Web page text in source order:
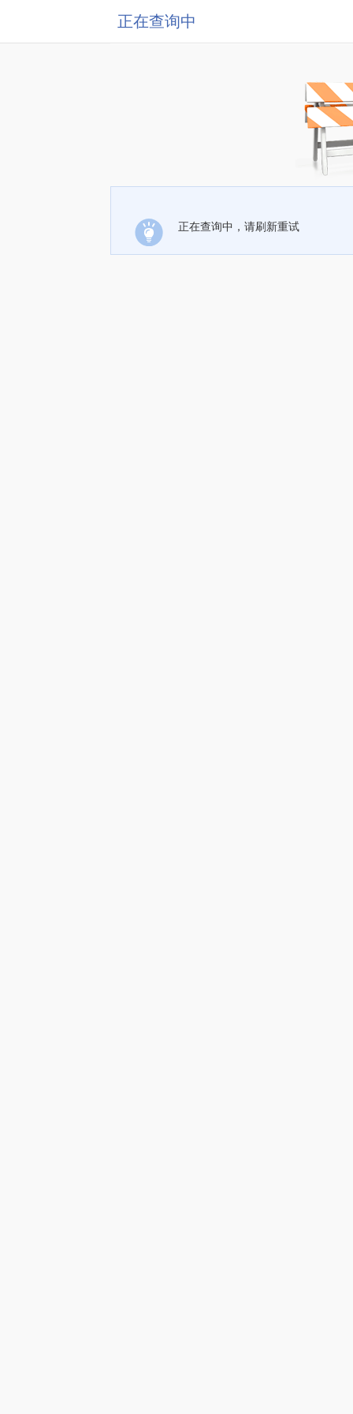
正在查询中
正在查询中，请刷新重试